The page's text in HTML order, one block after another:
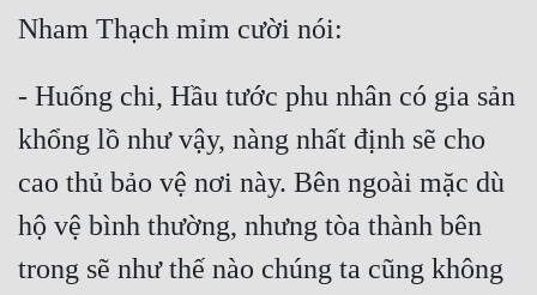
Nham Thạch mỉm cười nói:
- Huống chi, Hầu tước phu nhân có gia sản
khổng lồ như vậy, nàng nhất định sẽ cho
cao thủ bảo vệ nơi này. Bên ngoài mặc dù
hộ vệ bình thường, nhưng tòa thành bên
trong sẽ như thế nào chúng ta cũng không